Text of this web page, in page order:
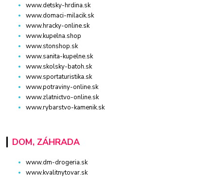
www.detsky-hrdina.sk
www.domaci-milacik.sk
www.hracky-online.sk
www.kupelna.shop
www.stonshop.sk
www.sanita-kupelne.sk
www.skolsky-batoh.sk
www.sportaturistika.sk
www.potraviny-online.sk
www.zlatnictvo-online.sk
www.rybarstvo-kamenik.sk
DOM, ZÁHRADA
www.dm-drogeria.sk
www.kvalitnytovar.sk